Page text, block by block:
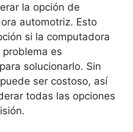
la opción de
automotriz. Esto
si la computadora
es
solucionarlo. Sin
ser costoso, así
todas las opciones